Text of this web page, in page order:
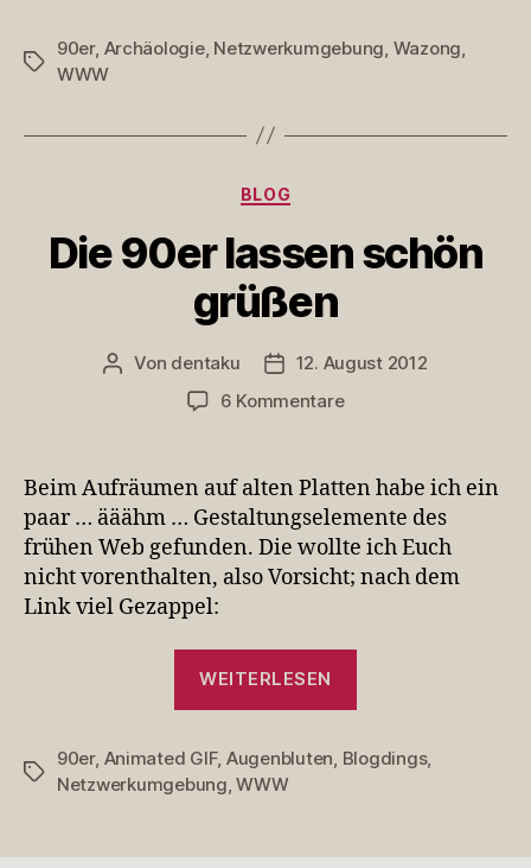
Schlagwörter
90er, Archäologie, Netzwerkumgebung Wazong
WWW
Kategorien
BLOG
Die 90er lassen schön
grüßen
Beitragsautor
Von dentaku Veröffentlichungsdatum
12. August 2012
6 Kommentarezu
lassen
grüßen
Beim Aufräumen auf alten Platten habe ich ein
paar … ääähm … Gestaltungselemente des
frühen Web gefunden. Die wollte ich Euch
nicht vorenthalten, also Vorsicht; nach dem
Link viel Gezappel:
WEITERLESEN
schön
Schlagwörter
90er, Animated GIF, Augenbluten Blogdings,
Netzwerkumgebung ,WWW